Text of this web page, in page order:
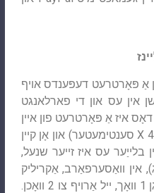
אַ פּאָרטרעט דעפּענדס אויף
אין עס און די פארלאנגט
איז אַ פּאָרטרעט פון איין
מענטש אין A3 פֿאָרמאַט (30 X 40 סענטימעטער) און אָן קיין
בלייַער עס איז זייער שנעל,
(עפשער אין 2 טעג), אין וואַסערפאַרב, אַקריליק
אָדער קאָלירט. פּענסילס – וועגן 1 וואָך, ייל אַרויף צו 2 וואָכן.